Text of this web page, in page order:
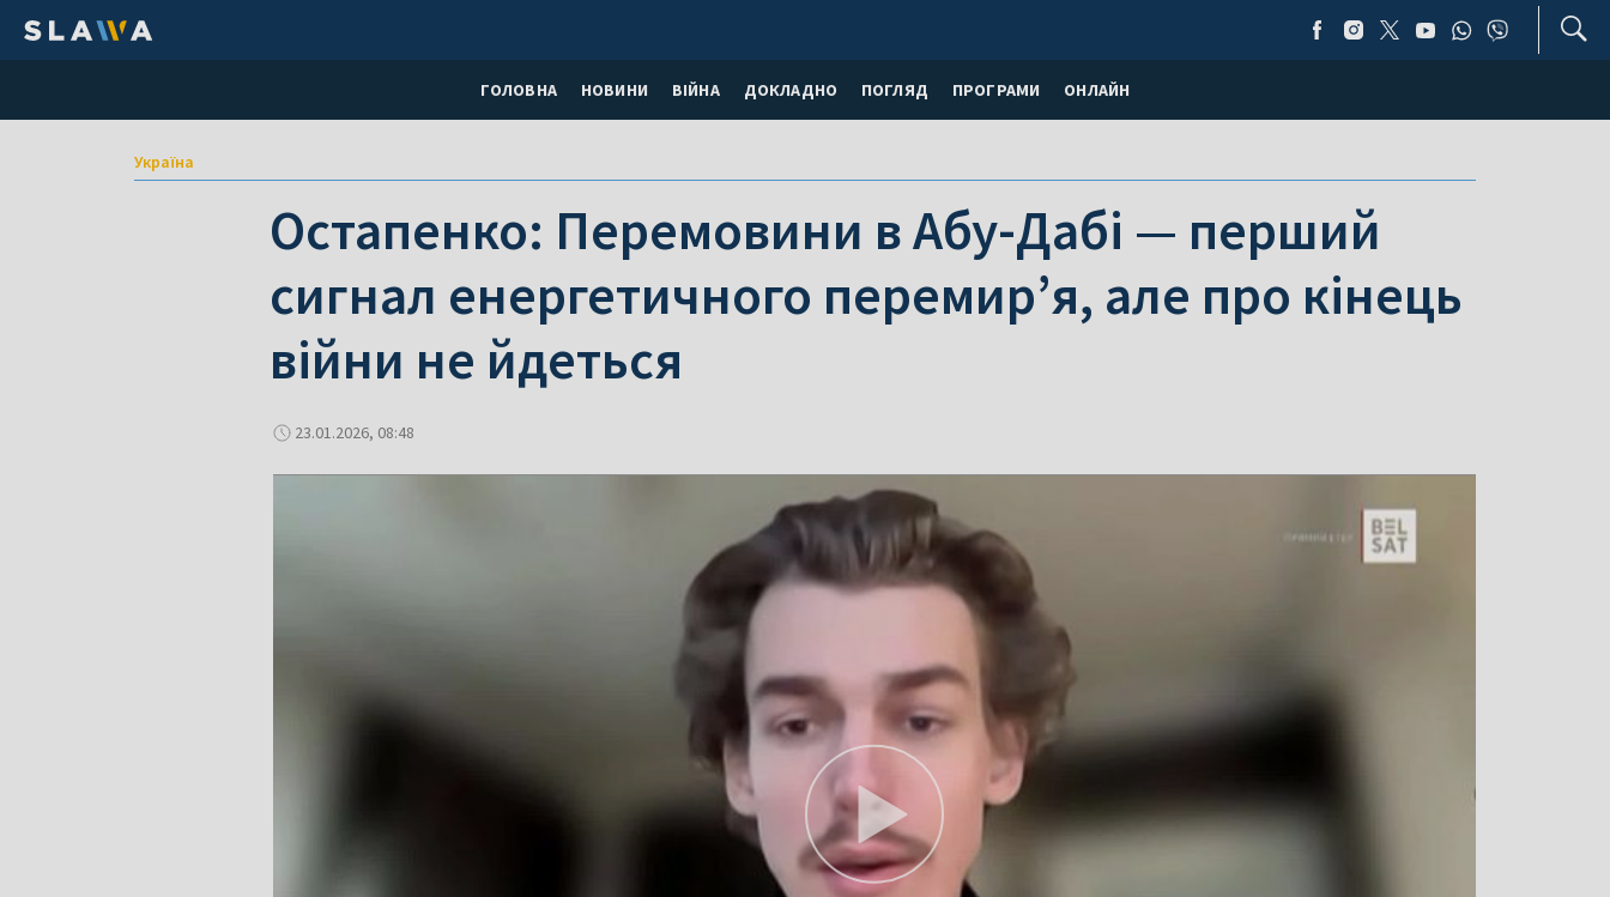
ГОЛОВНА НОВИНИ ВІЙНА ДОКЛАДНО ПОГЛЯД ПРОГРАМИ ОНЛАЙН
Україна
Остапенко: Перемовини в Абу-Дабі — перший
сигнал енергетичного перемир’я, але про кінець
війни не йдеться
23.01.2026, 08:48